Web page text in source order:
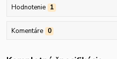
Hodnotenie 1
Komentáre 0